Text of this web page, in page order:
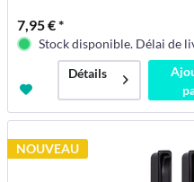
7,95 € *
Stock disponible. Délai de
Détails
NOUVEAU